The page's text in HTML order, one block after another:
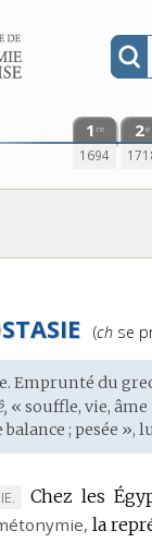
1 re
1694
2e
(ch se
Emprunté du
« souffle, vie,
balance ; pesée
Chez les
, la